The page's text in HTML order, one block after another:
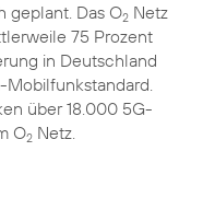
geplant. Das O2Netz
75 Prozent
in Deutschland
Mobilfunkstandard.
über 18.000 5G-
O2Netz.